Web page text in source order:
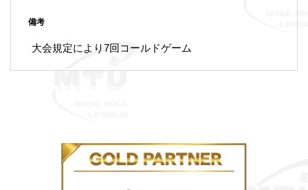
備考
大会規定により7回コールドゲーム